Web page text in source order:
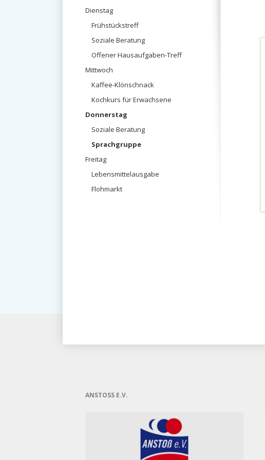
Dienstag
Frühstückstreff
Soziale Beratung
Offener Hausaufgaben-Treff
Mittwoch
Kaffee-Klönschnack
Kochkurs für Erwachsene
Donnerstag
Soziale Beratung
Sprachgruppe
Freitag
Lebensmittelausgabe
Flohmarkt
ANSTOSS E.V.